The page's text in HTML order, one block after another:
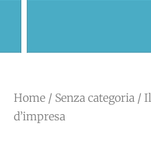
Home / Senza categoria /
d’impresa